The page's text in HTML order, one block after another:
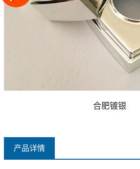
合肥镀银
产品详情